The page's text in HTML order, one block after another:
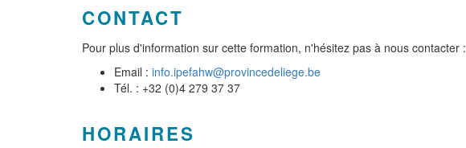
CONTACT
Pour plus d'information sur cette formation, n'hésitez pas à nous contacter :
Email : info.ipefahw@provincedeliege.be
Tél. : +32 (0)4 279 37 37
HORAIRES